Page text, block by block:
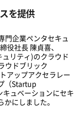
を提供
門企業ペンタセキュ
役社長 陳貞喜、
ュリティ)のクラウド
ウドブリック
アップアクセラレー
（Startup
ュベーションにセキ
かにしました。